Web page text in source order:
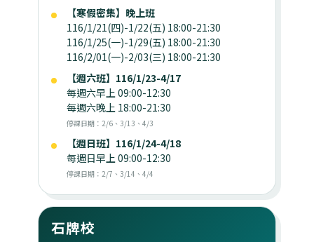
【寒假密集】晚上班
116/1/21(四)-1/22(五) 18:00-21:30
116/1/25(一)-1/29(五) 18:00-21:30
116/2/01(一)-2/03(三) 18:00-21:30
【週六班】116/1/23-4/17
每週六早上 09:00-12:30
每週六晚上 18:00-21:30
停課日期：2/6、3/13、4/3
【週日班】116/1/24-4/18
每週日早上 09:00-12:30
停課日期：2/7、3/14、4/4
石牌校